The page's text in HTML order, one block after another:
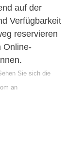
auf der
Verfügbarkeit
reservieren
Online-
Sie sich die
an